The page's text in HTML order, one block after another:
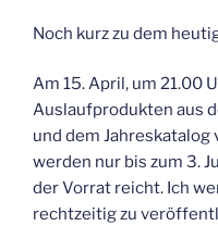
Noch kurz zu dem
Am 15. April, um 21.00
Auslaufprodukten aus
und dem
werden nur bis zum 3.
der Vorrat reicht. Ich
rechtzeitig zu